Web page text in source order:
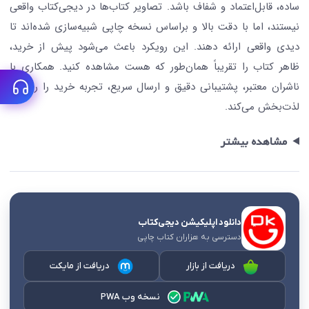
ساده، قابل‌اعتماد و شفاف باشد. تصاویر کتاب‌ها در دیجی‌کتاب واقعی
نیستند، اما با دقت بالا و براساس نسخه چاپی شبیه‌سازی شده‌اند تا
دیدی واقعی ارائه دهند. این رویکرد باعث می‌شود پیش از خرید،
ظاهر کتاب را تقریباً همان‌طور که هست مشاهده کنید. همکاری با
ناشران معتبر، پشتیبانی دقیق و ارسال سریع، تجربه خرید را روان و
لذت‌بخش می‌کند.
مشاهده بیشتر
دانلود اپلیکیشن دیجی‌کتاب
دسترسی به هزاران کتاب چاپی
دریافت از بازار دریافت از مایکت
نسخه وب PWA